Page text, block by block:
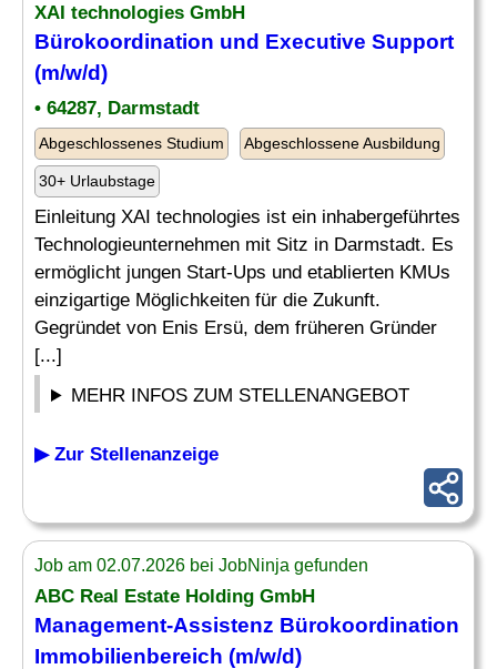
XAI technologies GmbH
Bürokoordination und Executive Support
(m/w/d)
• 64287, Darmstadt
Abgeschlossenes Studium Abgeschlossene Ausbildung
30+ Urlaubstage
Einleitung XAI technologies ist ein inhabergeführtes
Technologieunternehmen mit Sitz in Darmstadt. Es
ermöglicht jungen Start-Ups und etablierten KMUs
einzigartige Möglichkeiten für die Zukunft.
Gegründet von Enis Ersü, dem früheren Gründer
[...]
MEHR INFOS ZUM STELLENANGEBOT
▶ Zur Stellenanzeige
Job am 02.07.2026 bei JobNinja gefunden
ABC Real Estate Holding GmbH
Management-Assistenz Bürokoordination
Immobilienbereich (m/w/d)